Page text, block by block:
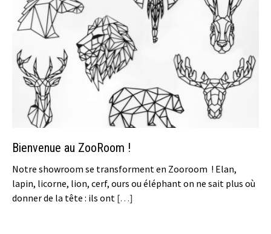
Bienvenue au ZooRoom !
Notre showroom se transforment en Zooroom ! Elan,
lapin, licorne, lion, cerf, ours ou éléphant on ne sait plus où
donner de la tête : ils ont […]